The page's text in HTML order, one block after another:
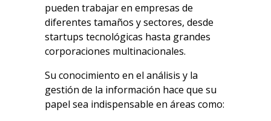
pueden trabajar en empresas de
diferentes tamaños y sectores, desde
startups tecnológicas hasta grandes
corporaciones multinacionales.
Su conocimiento en el análisis y la
gestión de la información hace que su
papel sea indispensable en áreas como: